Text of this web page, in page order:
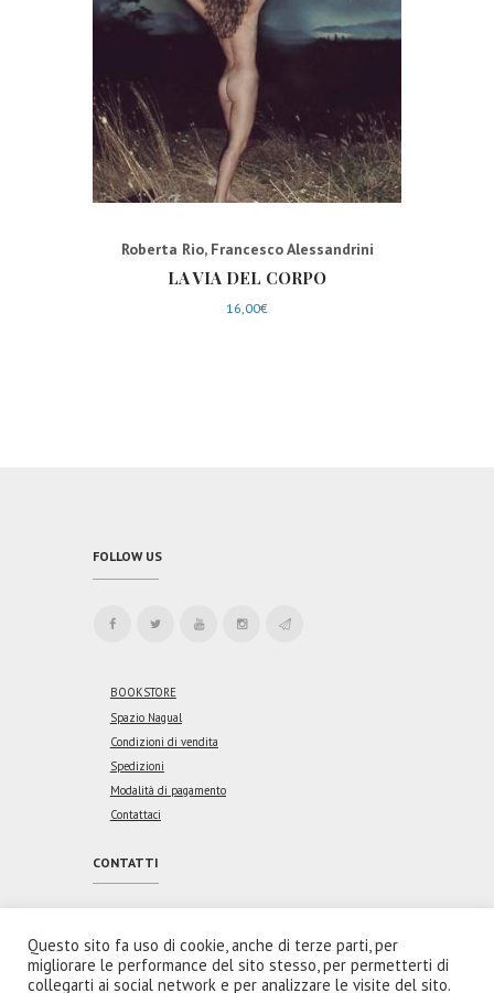
Roberta Rio, Francesco Alessandrini
LA VIA DEL CORPO
16,00€
FOLLOW US
BOOKSTORE
Spazio Nagual
Condizioni di vendita
Spedizioni
Modalità di pagamento
Contattaci
CONTATTI
00176 Roma
Email:
Questo sito fa uso di cookie, anche di terze parti, per
migliorare le performance del sito stesso, per permetterti di
collegarti ai social network e per analizzare le visite del sito.